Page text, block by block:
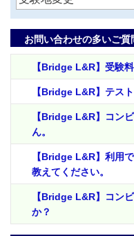
お問い合わせの多いご質
【Bridge L&R】受験
【Bridge L&R】テス
【Bridge L&R】コン
ん。
【Bridge L&R】利用
教えてください。
【Bridge L&R】コン
か？